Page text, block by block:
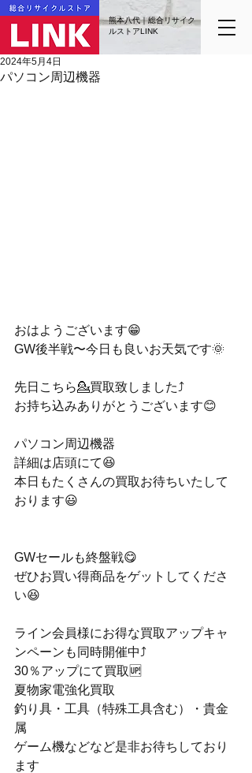
熊本八代｜総合リサイク
ルストアLINK
パソコン周辺機器
2024年5月4日
おはようございます😁
GW後半戦〜今日も良いお天気です🌞
先日こちら💁買取致しました⤴️
お持ち込みありがとうございます😊
パソコン周辺機器
詳細は店頭にて😆
本日もたくさんの買取お待ちいたして
おります😃
GWセールも終盤戦😋
ぜひお買い得商品をゲットしてくださ
い😆
ライン会員様にお得な買取アップキャ
ンペーンも同時開催中⤴️
30％アップにて買取🆙
夏物家電強化買取
釣り具・工具（特殊工具含む）・貴金
属
ゲーム機などなど是非お待ちしており
ます